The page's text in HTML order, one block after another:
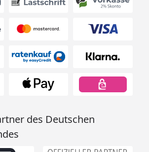
des Deutschen